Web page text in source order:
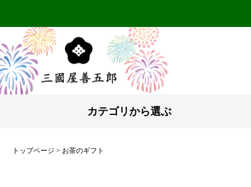
カテゴリから選ぶ
トップページ お茶のギフト